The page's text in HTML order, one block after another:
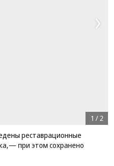
реставрационные
при этом сохранено
1 / 2